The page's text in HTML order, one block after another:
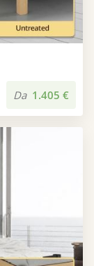
Da 1.405 €